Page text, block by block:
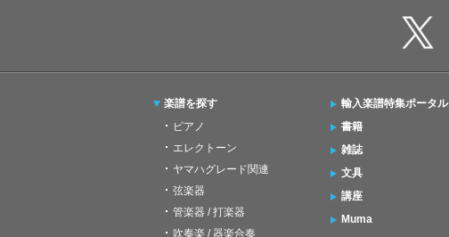
楽譜を探す
ピアノ
エレクトーン
ヤマハグレード関連
弦楽器
管楽器 / 打楽器
吹奏楽 / 器楽合奏
輸入楽譜特集ポータル
書籍
雑誌
文具
講座
Muma